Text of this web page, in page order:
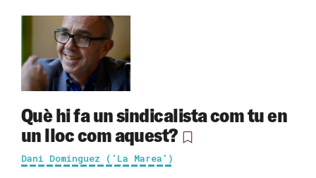
Què hi fa un sindicalista com tu en
un lloc com aquest?
Dani Domínguez ('La Marea')